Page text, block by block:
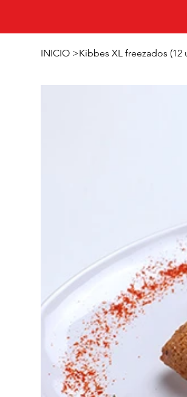
INICIO >Kibbes XL freezados (12